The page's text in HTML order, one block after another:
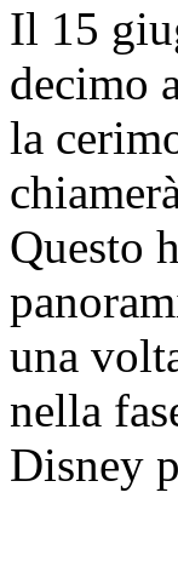
Il 15
decimo
la
Questo
una
nella
Disney